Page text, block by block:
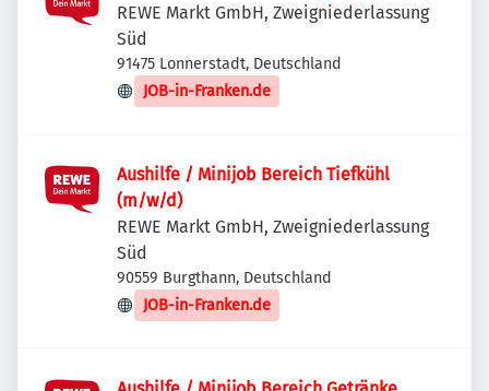
REWE Markt GmbH, Zweigniederlassung
Süd
91475 Lonnerstadt, Deutschland
JOB-in-Franken.de
Aushilfe / Minijob Bereich Tiefkühl
(m/w/d)
REWE Markt GmbH, Zweigniederlassung
Süd
90559 Burgthann, Deutschland
JOB-in-Franken.de